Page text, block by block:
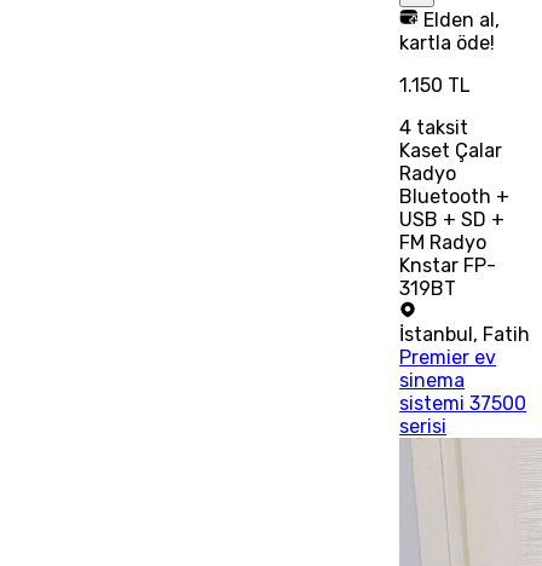
Elden al,
kartla öde!
1.150 TL
4 taksit
Kaset Çalar
Radyo
Bluetooth +
USB + SD +
FM Radyo
Knstar FP-
319BT
İstanbul, Fatih
Premier ev
sinema
sistemi 37500
serisi